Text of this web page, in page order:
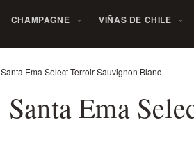
CHAMPAGNE VIÑAS DE CHILE
Santa Ema Select Terroir Sauvignon Blanc
Santa Ema